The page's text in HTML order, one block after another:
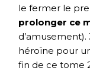
le fermer le
prolonger ce
héroïne pour
fin de ce tome